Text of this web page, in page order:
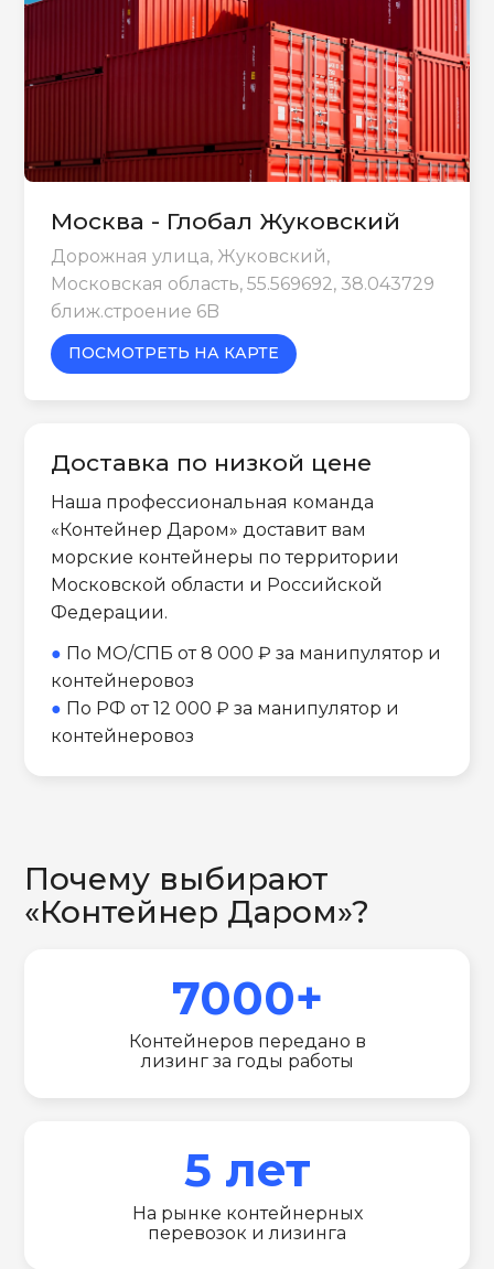
Москва - Глобал Жуковский
Дорожная улица, Жуковский,
Московская область, 55.569692, 38.043729
ближ.строение 6B
ПОСМОТРЕТЬ НА КАРТЕ
Доставка по низкой цене
Наша профессиональная команда
«Контейнер Даром» доставит вам
морские контейнеры по территории
Московской области и Российской
Федерации.
● По МО/СПБ от 8 000 ₽ за манипулятор и
контейнеровоз
● По РФ от 12 000 ₽ за манипулятор и
контейнеровоз
Почему выбирают
«Контейнер Даром»?
7000+
Контейнеров передано в
лизинг за годы работы
5 лет
На рынке контейнерных
перевозок и лизинга